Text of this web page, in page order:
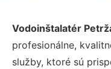
Vodoinštalatér
profesionálne,
služby, ktoré sú